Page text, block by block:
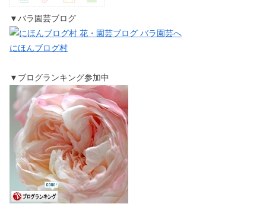
▼バラ園芸ブログ
にほんブログ村
▼ブログランキング参加中